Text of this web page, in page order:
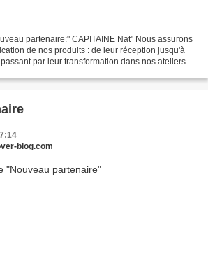
partenaire:" CAPITAINE Nat" Nous assurons
de nos produits : de leur réception jusqu'à
par leur transformation dans nos ateliers
blog.com